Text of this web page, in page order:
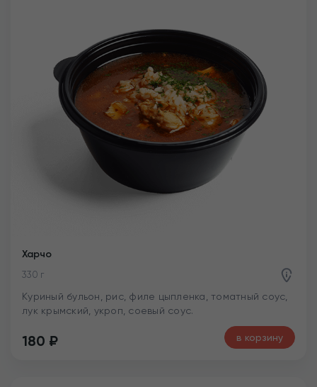
Харчо
330 г
Куриный бульон, рис, филе цыпленка, томатный соус,
лук крымский, укроп, соевый соус.
180 ₽ в корзину